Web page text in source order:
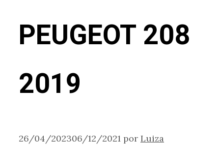
PEUGEOT 208
2019
26/04/202306/12/2021 por Luiza